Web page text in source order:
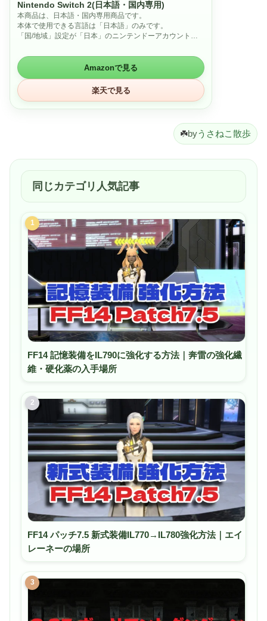
Nintendo Switch 2(日本語・国内専用)
本商品は、日本語・国内専用商品です。
本体で使用できる言語は「日本語」のみです。
「国/地域」設定が「日本」のニンテンドーアカウントの
「ニンテンドーeショップ」で購入できるソフトは日本地
域を対象にしたソフトのみです。
Amazonで見る
楽天で見る
☘️byうさねこ散歩
同じカテゴリ人気記事
1
FF14 記憶装備をIL790に強化する方法｜奔雷の強化繊
維・硬化薬の入手場所
2
FF14 パッチ7.5 新式装備IL770→IL780強化方法｜エイ
レーネーの場所
3